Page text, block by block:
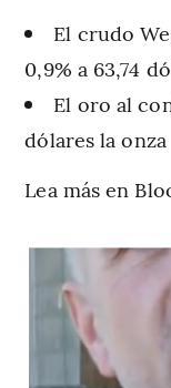
El crudo
0,9% a 63,74
El oro al
dólares la onza
Lea más en